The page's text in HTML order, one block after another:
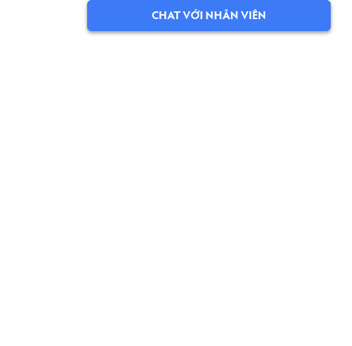
Tin nhắn mặc định
Công cụ phản hồi tự động Auto Comment
CHAT VỚI NHÂN VIÊN